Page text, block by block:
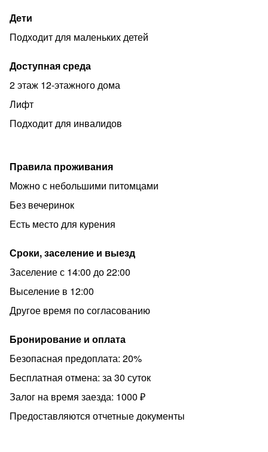
Дети
Подходит для маленьких детей
Доступная среда
2 этаж 12-этажного дома
Лифт
Подходит для инвалидов
Правила проживания
Можно с небольшими питомцами
Без вечеринок
Есть место для курения
Сроки, заселение и выезд
Заселение с 14:00 до 22:00
Выселение в 12:00
Другое время по согласованию
Бронирование и оплата
Безопасная предоплата: 20%
Бесплатная отмена: за 30 суток
Залог на время заезда: 1000 ₽
Предоставляются отчетные документы